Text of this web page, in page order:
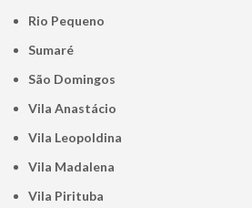
Rio Pequeno
Sumaré
São Domingos
Vila Anastácio
Vila Leopoldina
Vila Madalena
Vila Pirituba